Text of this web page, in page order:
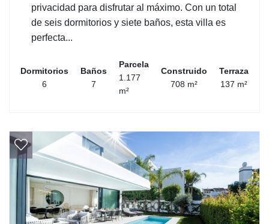
privacidad para disfrutar al máximo. Con un total
de seis dormitorios y siete baños, esta villa es
perfecta...
Dormitorios
6
Baños
7
Parcela
1.177
m²
Construido
708 m²
Terraza
137 m²